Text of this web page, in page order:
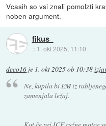
Vcasih so vsi znali pomolzti
noben argument.
fikus_
:: 1. okt 2025, 11:10
deco16 je 1. okt 2025 ob 10:38
Ne, kupila bi EM iz
zamenjala ležaj.